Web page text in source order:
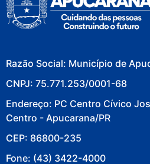
Razão Social: Município de
CNPJ: 75.771.253/0001-68
Endereço: PC Centro Cívico
Centro - Apucarana/PR
CEP: 86800-235
Fone: (43) 3422-4000